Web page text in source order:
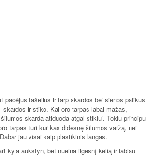
padėjus tašelius ir tarp skardos bei sienos palikus
ir stiko. Kai oro tarpas labai mažas,
skarda atiduoda atgal stiklui. Tokiu principu
tarpas turi kur kas didesnę šilumos varžą, nei
jau visai kaip plastikinis langas.
kyla aukštyn, bet nueina ilgesnį kelią ir labiau